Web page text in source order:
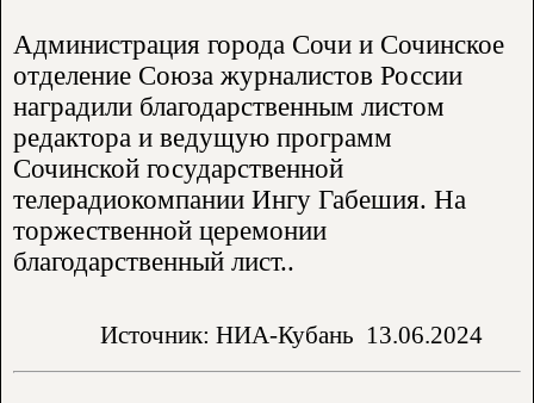
Администрация города Сочи и Сочинское
отделение Союза журналистов России
наградили благодарственным листом
редактора и ведущую программ
Сочинской государственной
телерадиокомпании Ингу Габешия. На
торжественной церемонии
благодарственный лист..
Источник: НИА-Кубань 13.06.2024